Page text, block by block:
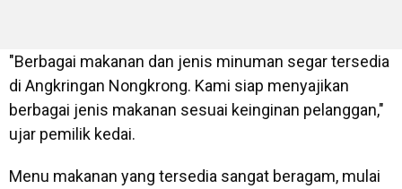
"Berbagai makanan dan jenis minuman segar tersedia
di Angkringan Nongkrong. Kami siap menyajikan
berbagai jenis makanan sesuai keinginan pelanggan,"
ujar pemilik kedai.
Menu makanan yang tersedia sangat beragam, mulai